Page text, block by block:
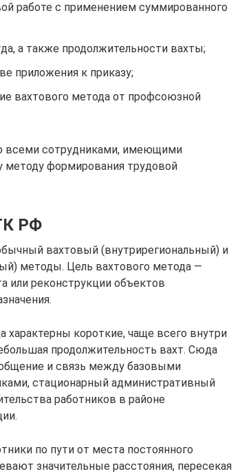
работе с применением суммированного
а также продолжительности вахты;
приложения к приказу;
вахтового метода от профсоюзной
всеми сотрудниками, имеющими
методу формирования трудовой
РФ
вахтовый (внутрирегиональный) и
методы. Цель вахтового метода —
или реконструкции объектов
характерны короткие, чаще всего внутри
продолжительность вахт. Сюда
и связь между базовыми
стационарный административный
работников в районе
по пути от места постоянного
значительные расстояния, пересекая